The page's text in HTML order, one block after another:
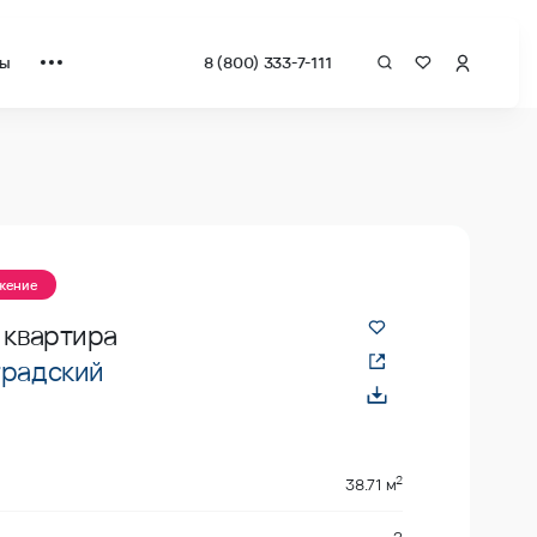
8 (800) 333-7-111
38.71 м2